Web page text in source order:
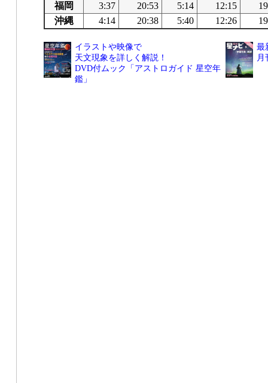
福岡
3:37 20:53 5:14 12:15
沖縄
4:14 20:38 5:40 12:26
イラストや映像で
天文現象を詳しく解説！
DVD付ムック「アストロガイド 星空年
鑑」
最
月